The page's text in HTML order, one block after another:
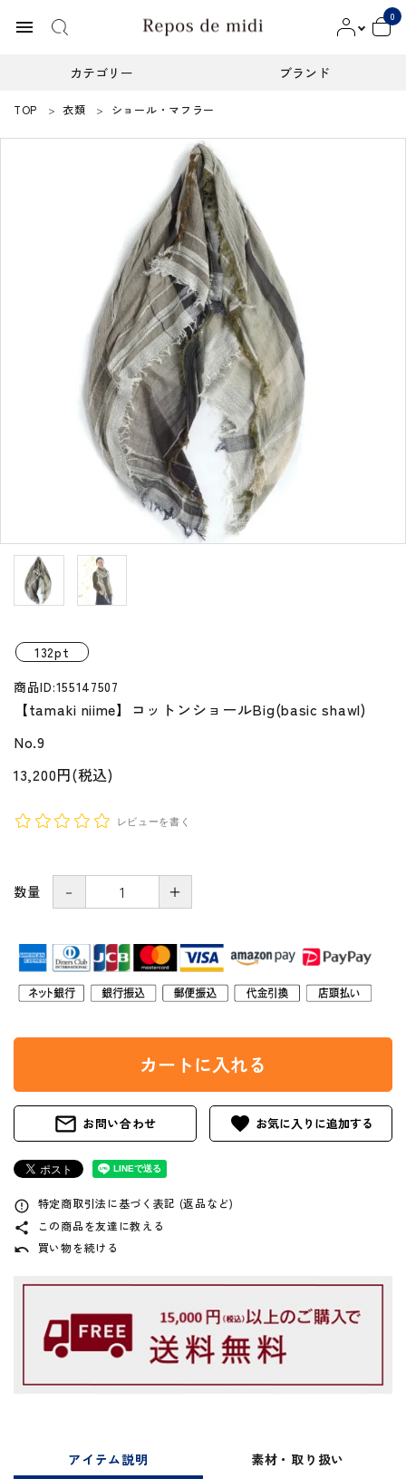
menu
0
カテゴリー ブランド
ACCOUNT MENU
ようこそ ゲスト 様
person 新規会員登録
インフォメーション
ご利用ガイド
プライバシーポリシー
特定商取引法について
TOP 衣類 ショール・マフラー
132pt
商品ID:155147507
【tamaki niime】コットンショールBig(basic shawl)
No.9
13,200円(税込)
レビューを書く
数量 － ＋
カートに入れる
mail_outline お問い合わせ favorite
error_outline 特定商取引法に基づく表記 (返品など)
share この商品を友達に教える
undo 買い物を続ける
アイテム説明
素材・取り扱い